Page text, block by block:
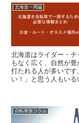
北海道一周編
北海道はライダー・
もなく広く、自然が
打たれる人が多いで
い！」と思う人もい
自転車旅コラム